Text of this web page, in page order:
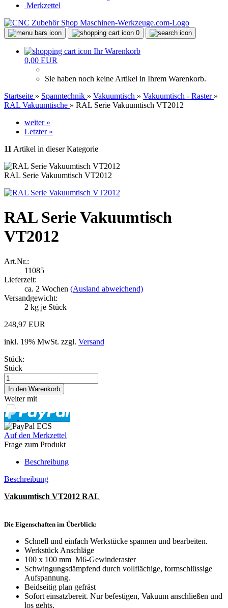
Merkzettel
0
Ihr Warenkorb
0,00 EUR
Sie haben noch keine Artikel in Ihrem Warenkorb.
Startseite » Spanntechnik » Vakuumtisch » Vakuumtisch - Raster »
RAL Vakuumtische » RAL Serie Vakuumtisch VT2012
weiter »
Letzter »
11 Artikel in dieser Kategorie
RAL Serie Vakuumtisch VT2012
RAL Serie Vakuumtisch
VT2012
Art.Nr.:
11085
Lieferzeit:
ca. 2 Wochen (Ausland abweichend)
Versandgewicht:
2 kg je Stück
248,97 EUR
inkl. 19% MwSt. zzgl. Versand
Stück:
Stück
Weiter mit
Auf den Merkzettel
Frage zum Produkt
Beschreibung
Beschreibung
Vakuumtisch VT2012 RAL
Die Eigenschaften im Überblick:
Schnell und einfach Werkstücke spannen und bearbeiten.
Werkstück Anschläge
100 x 100 mm M6-Gewinderaster
Schwingungsdämpfend durch vollflächige, formschlüssige
Aufspannung.
Beidseitig plan gefräst
Sofort einsatzbereit. Nur befestigen, Vakuum anschließen und
los gehts.